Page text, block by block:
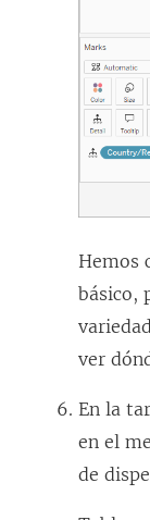
Hemos
básico,
ver
En la
en el
de